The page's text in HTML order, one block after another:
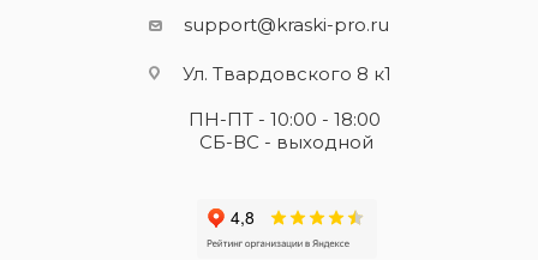
support@kraski-pro.ru
Ул. Твардовского 8 к1
ПН-ПТ - 10:00 - 18:00
СБ-ВС - выходной